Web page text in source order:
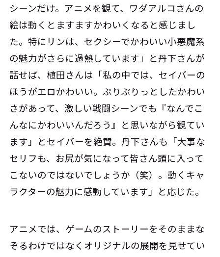
シーンだけ。アニメを観て、ワダアルコさんの
絵は動くとますますかわいくなると感じまし
た。特にリンは、セクシーでかわいい小悪魔系
の魅力がさらに過熱しています」と丹下さんが
話せば、植田さんは「私の中では、セイバーの
ほうがエロかわいい。ぷりぷりっとしたかわい
さがあって、激しい戦闘シーンでも『なんでこ
んなにかわいいんだろう』と思いながら観てい
ます」とセイバーを絶賛。丹下さんも「大事な
セリフも、お尻が気になって皆さん頭に入って
こないのではないでしょうか（笑）。動くキャ
ラクターの魅力に感動しています」と応じた。
アニメでは、ゲームのストーリーをそのままな
ぞるわけではなくオリジナルの展開を見せてい